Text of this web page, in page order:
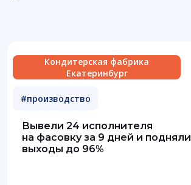
Вывели 24 исполнителя
на фасовку за 9 дней и подняли
выходы до 96%
#производство
Кондитерская фабрика
Екатеринбург